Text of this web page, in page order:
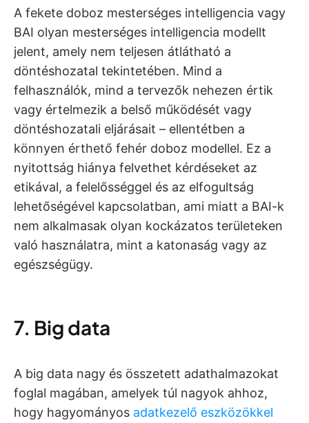
A fekete doboz mesterséges intelligencia vagy
BAI olyan mesterséges intelligencia modellt
jelent, amely nem teljesen átlátható a
döntéshozatal tekintetében. Mind a
felhasználók, mind a tervezők nehezen értik
vagy értelmezik a belső működését vagy
döntéshozatali eljárásait – ellentétben a
könnyen érthető fehér doboz modellel. Ez a
nyitottság hiánya felvethet kérdéseket az
etikával, a felelősséggel és az elfogultság
lehetőségével kapcsolatban, ami miatt a BAI-k
nem alkalmasak olyan kockázatos területeken
való használatra, mint a katonaság vagy az
egészségügy.
7. Big data
A big data nagy és összetett adathalmazokat
foglal magában, amelyek túl nagyok ahhoz,
hogy hagyományos adatkezelő eszközökkel